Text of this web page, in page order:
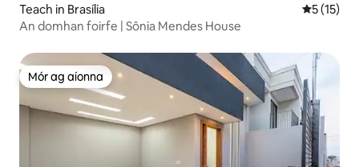
Teach in Brasília
5 (15)
An domhan foirfe | Sônia Mendes House
Mór ag aíonna
Mór ag aíonna